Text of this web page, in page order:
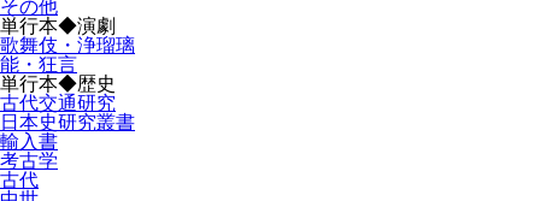
その他
単行本◆演劇
歌舞伎・浄瑠璃
能・狂言
単行本◆歴史
古代交通研究
日本史研究叢書
輸入書
考古学
古代